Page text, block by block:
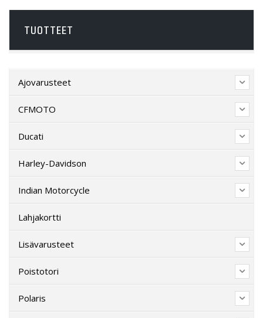
TUOTTEET
Ajovarusteet
CFMOTO
Ducati
Harley-Davidson
Indian Motorcycle
Lahjakortti
Lisävarusteet
Poistotori
Polaris